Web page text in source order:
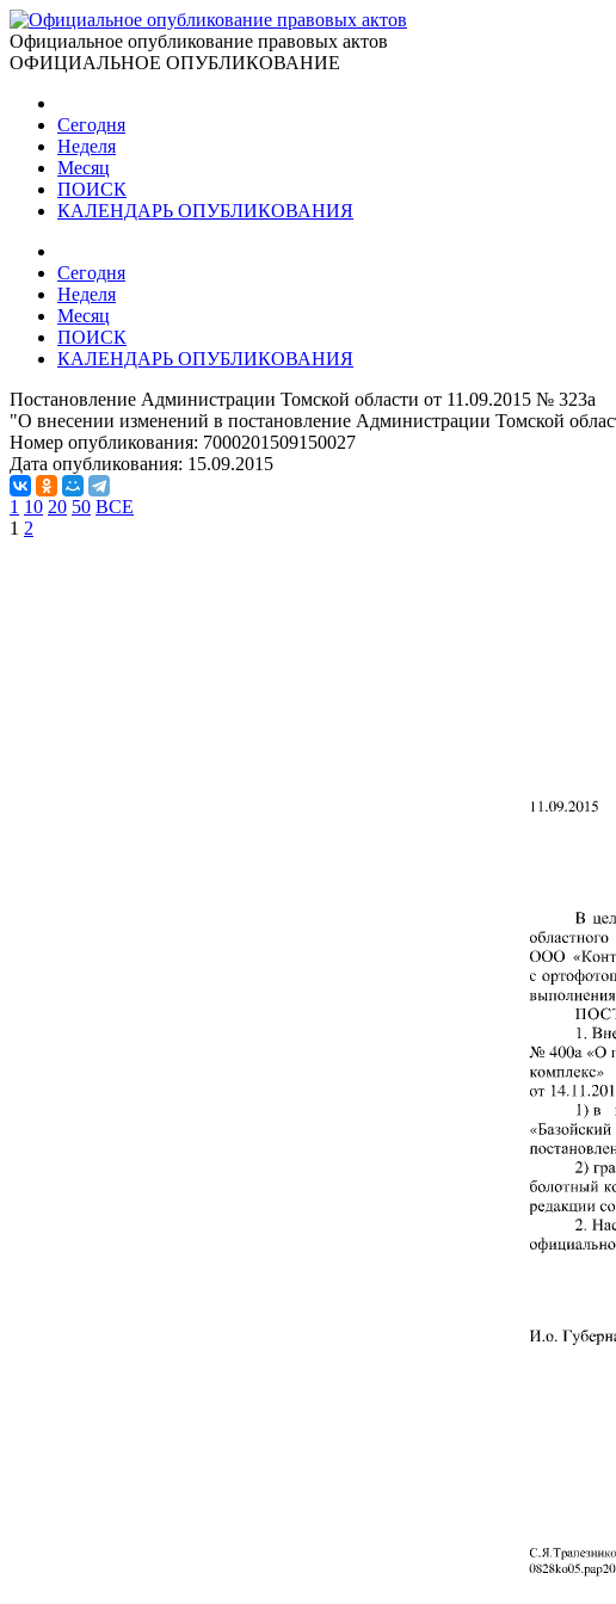
Официальное опубликование правовых актов
ОФИЦИАЛЬНОЕ ОПУБЛИКОВАНИЕ
Сегодня
Неделя
Месяц
ПОИСК
КАЛЕНДАРЬ ОПУБЛИКОВАНИЯ
Сегодня
Неделя
Месяц
ПОИСК
КАЛЕНДАРЬ ОПУБЛИКОВАНИЯ
Постановление Администрации Томской области от 11.09.2015 № 323а
"О внесении изменений в постановление Администрации Томской
Номер опубликования: 7000201509150027
Дата опубликования: 15.09.2015
1 10 20 50 ВСЕ
1 2